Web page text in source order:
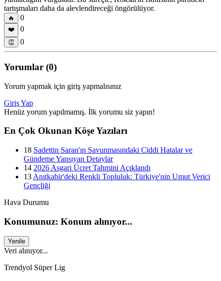
tartışmaları daha da alevlendireceği öngörülüyor.
🔥 0
❤️ 0
👏 0
Yorumlar (0)
Yorum yapmak için giriş yapmalısınız
Giriş Yap
Henüz yorum yapılmamış. İlk yorumu siz yapın!
En Çok Okunan Köşe Yazıları
18 Sadettin Saran'ın Savunmasındaki Ciddi Hatalar ve
Gündeme Yansıyan Detaylar
14 2026 Asgari Ücret Tahmini Açıklandı
13 Anıtkabir'deki Renkli Topluluk: Türkiye'nin Umut Verici
Gençliği
Hava Durumu
Konumunuz: Konum alınıyor...
Yenile
Veri alınıyor...
Trendyol Süper Lig